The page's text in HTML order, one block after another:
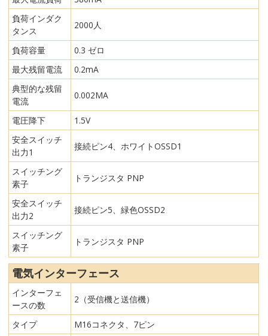
負荷インダク
タンス
2000人
負荷容量
0.3 ゼロ
最大残留電流
0.2mA
典型的な残留
電流
0.002MA
電圧降下
1.5V
安全スイッチ
出力1
接続ピン4、ホワイトOSSD1
スイッチング
素子
トランジスタ PNP
安全スイッチ
出力2
接続ピン5、緑色OSSD2
スイッチング
素子
トランジスタ PNP
電気インターフェース
インターフェ
ースの数
2（受信機と送信機）
タイプ
M16コネクタ、7ピン